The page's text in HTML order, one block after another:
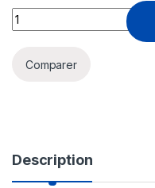
Microsoft Office
Comparer
Description